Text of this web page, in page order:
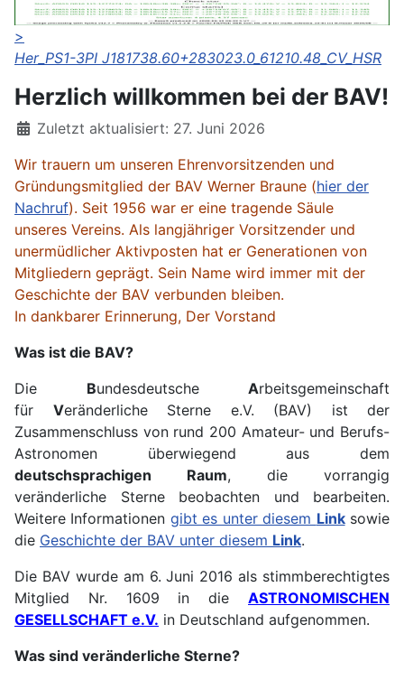
>
Her_PS1-3PI J181738.60+283023.0_61210.48_CV_HSR
Herzlich willkommen bei der BAV!
DetailsZuletzt aktualisiert: 27. Juni 2026
Wir trauern um unseren Ehrenvorsitzenden und
Gründungsmitglied der BAV Werner Braune (hier der
Nachruf). Seit 1956 war er eine tragende Säule
unseres Vereins. Als langjähriger Vorsitzender und
unermüdlicher Aktivposten hat er Generationen von
Mitgliedern geprägt. Sein Name wird immer mit der
Geschichte der BAV verbunden bleiben.
In dankbarer Erinnerung, Der Vorstand
Was ist die BAV?
Die Bundesdeutsche Arbeitsgemeinschaft
für Veränderliche Sterne e.V. (BAV) ist der
Zusammenschluss von rund 200 Amateur- und Berufs-
Astronomen überwiegend aus dem
deutschsprachigen Raum, die vorrangig
veränderliche Sterne beobachten und bearbeiten.
Weitere Informationen gibt es unter diesem Linksowie
die Geschichte der BAV unter diesem Link.
Die BAV wurde am 6. Juni 2016 als stimmberechtigtes
Mitglied Nr. 1609 in die ASTRONOMISCHEN
GESELLSCHAFT e.V. in Deutschland aufgenommen.
Was sind veränderliche Sterne?